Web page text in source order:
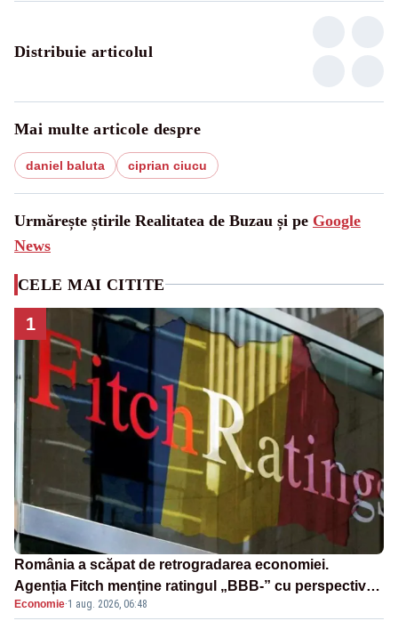
Distribuie articolul
Mai multe articole despre
daniel baluta ciprian ciucu
Urmărește știrile Realitatea de Buzau și pe Google
News
CELE MAI CITITE
1
România a scăpat de retrogradarea economiei.
Agenția Fitch menține ratingul „BBB-” cu perspectivă
negativă
Economie·1 aug. 2026, 06:48